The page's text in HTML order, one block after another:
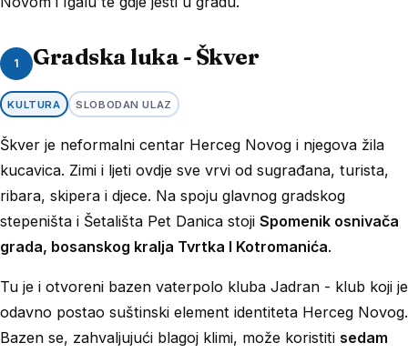
1 Gradska luka - Škver
KULTURA SLOBODAN ULAZ
Škver je neformalni centar Herceg Novog i njegova žila
kucavica. Zimi i ljeti ovdje sve vrvi od sugrađana, turista,
ribara, skipera i djece. Na spoju glavnog gradskog
stepeništa i Šetališta Pet Danica stoji Spomenik osnivača
grada, bosanskog kralja Tvrtka I Kotromanića.
Tu je i otvoreni bazen vaterpolo kluba Jadran - klub koji je
odavno postao suštinski element identiteta Herceg Novog.
Bazen se, zahvaljujući blagoj klimi, može koristiti sedam